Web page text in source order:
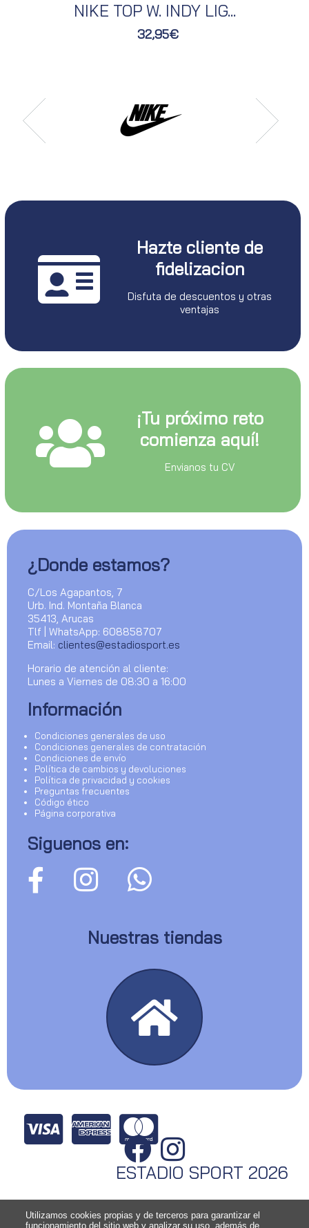
NIKE TOP W. INDY LIG...
32,95€
Hazte cliente de
fidelizacion
Disfuta de descuentos y otras
ventajas
¡Tu próximo reto
comienza aquí!
Envianos tu CV
¿Donde estamos?
C/Los Agapantos, 7
Urb. Ind. Montaña Blanca
35413, Arucas
Tlf | WhatsApp: 608858707
Email: clientes@estadiosport.es
Horario de atención al cliente:
Lunes a Viernes de 08:30 a 16:00
Información
Condiciones generales de uso
Condiciones generales de contratación
Condiciones de envío
Política de cambios y devoluciones
Política de privacidad y cookies
Preguntas frecuentes
Código ético
Página corporativa
Siguenos en:
Nuestras tiendas
ESTADIO SPORT 2026
Utilizamos cookies propias y de terceros para garantizar el
funcionamiento del sitio web y analizar su uso, además de